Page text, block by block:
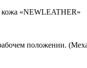
кожа «NEWLEATHER»
положении.